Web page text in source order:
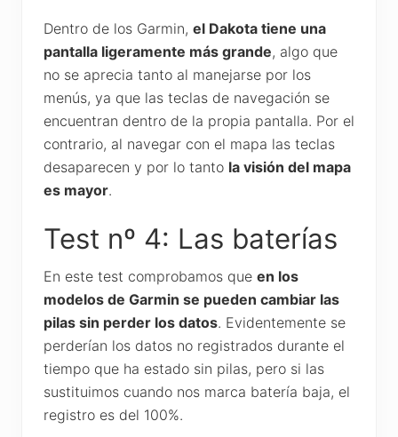
Dentro de los Garmin, el Dakota tiene una
pantalla ligeramente más grande, algo que
no se aprecia tanto al manejarse por los
menús, ya que las teclas de navegación se
encuentran dentro de la propia pantalla. Por el
contrario, al navegar con el mapa las teclas
desaparecen y por lo tanto la visión del mapa
es mayor.
Test nº 4: Las baterías
En este test comprobamos que en los
modelos de Garmin se pueden cambiar las
pilas sin perder los datos. Evidentemente se
perderían los datos no registrados durante el
tiempo que ha estado sin pilas, pero si las
sustituimos cuando nos marca batería baja, el
registro es del 100%.